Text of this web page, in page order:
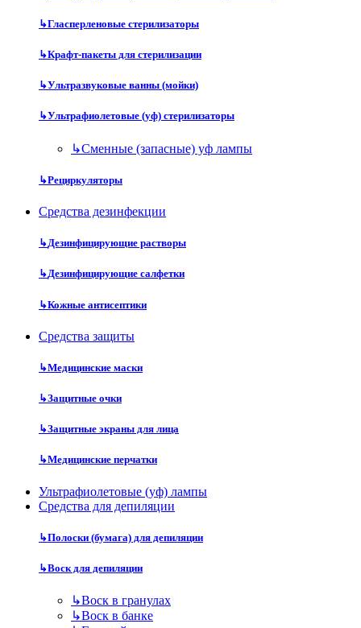
↳Гласперленовые стерилизаторы
↳Крафт-пакеты для стерилизации
↳Ультразвуковые ванны (мойки)
↳Ультрафиолетовые (уф) стерилизаторы
↳Сменные (запасные) уф лампы
↳Рециркуляторы
Средства дезинфекции
↳Дезинфицирующие растворы
↳Дезинфицирующие салфетки
↳Кожные антисептики
Средства защиты
↳Медицинские маски
↳Защитные очки
↳Защитные экраны для лица
↳Медицинские перчатки
Ультрафиолетовые (уф) лампы
Средства для депиляции
↳Полоски (бумага) для депиляции
↳Воск для депиляции
↳Воск в гранулах
↳Воск в банке